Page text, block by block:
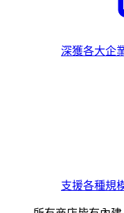
深獲各大企
支援各種規